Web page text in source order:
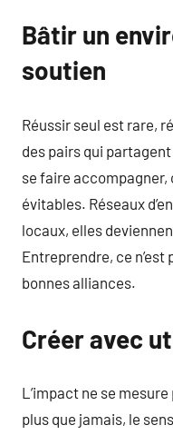
Bâtir un
soutien
Réussir seul est rare,
des pairs qui
se faire accompagner,
évitables. Réseaux
locaux, elles
Entreprendre, ce n’est
bonnes alliances.
Créer avec
L’impact ne se mesure
plus que jamais, le